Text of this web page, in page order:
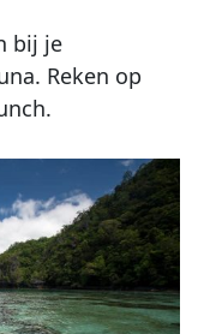
bij je
Reken op